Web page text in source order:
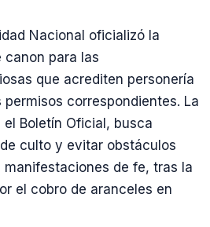
Nacional oficializó la
canon para las
que acrediten personería
correspondientes. La
Boletín Oficial, busca
culto y evitar obstáculos
de fe, tras la
el cobro de aranceles en